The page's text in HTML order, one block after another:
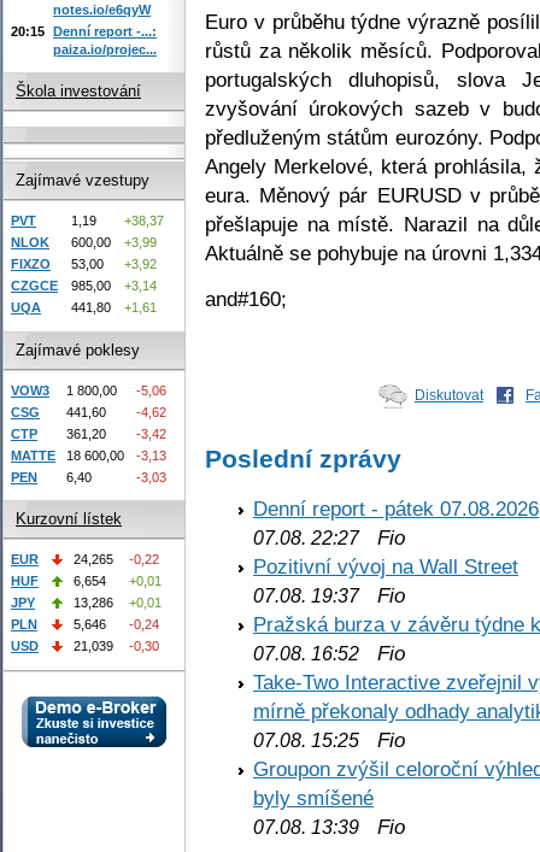
Euro v průběhu týdne výrazně
růstů za několik měsíců.
portugalských dluhopisů, slova
zvyšování úrokových sazeb v
předluženým státům eurozóny.
Angely Merkelové, která prohlásila,
eura. Měnový pár EURUSD v
přešlapuje na místě. Narazil na
Aktuálně se pohybuje na úrovni
and#160;
Diskutovat
Poslední zprávy
Denní report - pátek 07.08.2026
07.08. 22:27Fio
Pozitivní vývoj na Wall Street
07.08. 19:37Fio
Pražská burza v závěru týdne
07.08. 16:52 Fio
Take-Two Interactive zveřejnil
mírně překonaly odhady
07.08. 15:25 Fio
Groupon zvýšil celoroční
byly smíšené
07.08. 13:39 Fio
notes.io/e6qyW
20:15 Denní report -...:
paiza.io/projec...
Škola investování
Zajímavé vzestupy
PVT 1,19
+38,37
NLOK
600,00
+3,99
FIXZO
53,00
+3,92
CZGCE
985,00
+3,14
UQA
441,80 +1,61
Zajímavé poklesy
VOW3 1 800,00
-5,06
CSG
441,60
-4,62
CTP
361,20
-3,42
MATTE
18 600,00
-3,13
PEN
6,40 -3,03
Kurzovní lístek
EUR 24,265
-0,22
HUF
6,654
+0,01
JPY
13,286
+0,01
PLN
5,646
-0,24
USD
21,039 -0,30